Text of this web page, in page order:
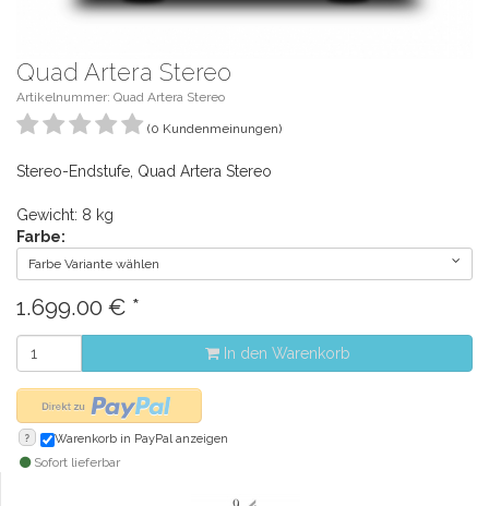
Quad Artera Stereo
Artikelnummer: Quad Artera Stereo
(0 Kundenmeinungen)
Stereo-Endstufe, Quad Artera Stereo
Gewicht: 8 kg
Farbe:
Farbe Variante wählen
1.699.00 € *
In den Warenkorb
? Warenkorb in PayPal anzeigen
Sofort lieferbar